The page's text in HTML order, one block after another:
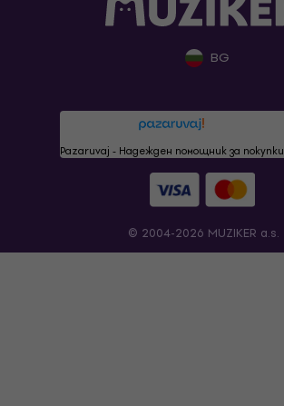
BG
Pazaruvaj - Надежден помощник за покупки
© 2004-2026 MUZIKER a.s.